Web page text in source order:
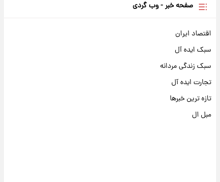
صفحه خبر - وب گردی
اقتصاد ایران
سبک ایده آل
سبک زندگی مردانه
تجارت ایده آل
تازه ترین خبرها
مبل ال